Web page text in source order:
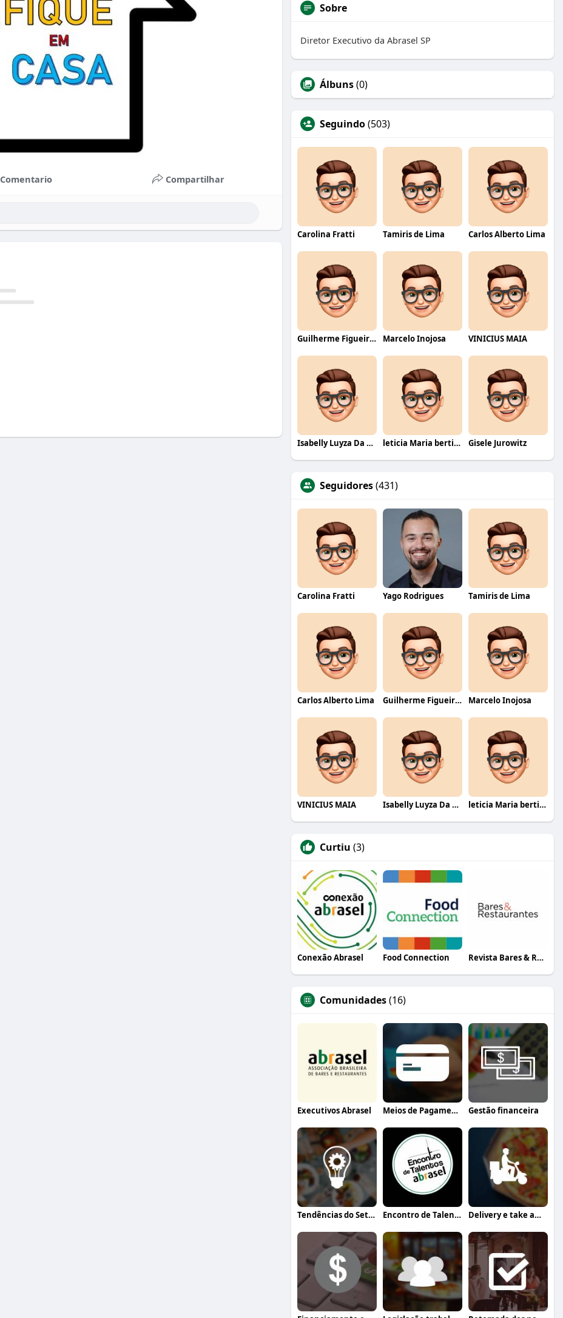
Comentario Compartilhar
Sobre
Diretor Executivo da Abrasel SP
Álbuns(0)
Seguindo(503)
Carolina Fratti Tamiris de Lima Carlos Alberto Lima
Guilherme Figueiredo Marcelo Inojosa VINICIUS MAIA
Isabelly Luyza Da Costa melo leticia Maria bertino Mello de andrade Gisele Jurowitz
Seguidores(431)
Carolina Fratti Yago Rodrigues Tamiris de Lima
Carlos Alberto Lima Guilherme Figueiredo Marcelo Inojosa
VINICIUS MAIA Isabelly Luyza Da Costa melo leticia Maria bertino Mello de andrade
Curtiu (3)
Conexão Abrasel Food Connection Revista Bares & Restaurantes
Comunidades(16)
Executivos Abrasel Meios de Pagamento Gestão financeira
Tendências do Setor Encontro de Talentos Abrasel Delivery e take away